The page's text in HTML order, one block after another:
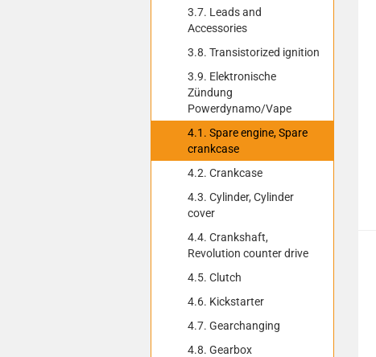
3.7. Leads and
Accessories
3.8. Transistorized ignition
3.9. Elektronische
Zündung
Powerdynamo/Vape
4.1. Spare engine, Spare
crankcase
4.2. Crankcase
4.3. Cylinder, Cylinder
cover
4.4. Crankshaft,
Revolution counter drive
4.5. Clutch
4.6. Kickstarter
4.7. Gearchanging
4.8. Gearbox